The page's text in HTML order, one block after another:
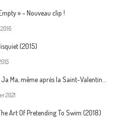
» – Nouveau clip !
(2015)
Ma, même après la Saint-Valentin…
2021
Art Of Pretending To Swim (2018)